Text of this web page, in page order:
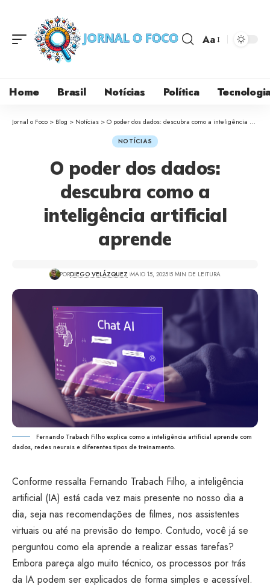
Aa
Home Brasil Notícias Política
Jornal o Foco > Blog > Notícias >O poder dos dados: descubra como a inteligência artificial aprende
NOTÍCIAS
O poder dos dados:
descubra como a
inteligência artificial
aprende
PORDIEGO VELÁZQUEZ MAIO 15, 2025 5 MIN DE LEITURA
Fernando Trabach Filho explica como a inteligência artificial aprende com
dados, redes neurais e diferentes tipos de treinamento.
Conforme ressalta Fernando Trabach Filho, a inteligência
artificial (IA) está cada vez mais presente no nosso dia a
dia, seja nas recomendações de filmes, nos assistentes
virtuais ou até na previsão do tempo. Contudo, você já se
perguntou como ela aprende a realizar essas tarefas?
Embora pareça algo muito técnico, os processos por trás
da IA podem ser explicados de forma simples e acessível.